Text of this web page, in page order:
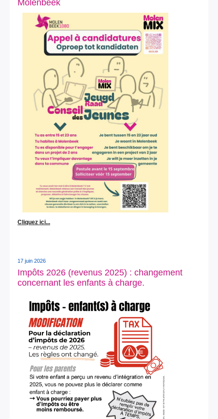
Molenbeek
Cliquez ici...
17 juin 2026
Impôts 2026 (revenus 2025) : changement
concernant les enfants à charge.